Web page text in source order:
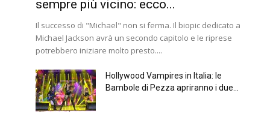
sempre più vicino: ecco...
Il successo di "Michael" non si ferma. Il biopic dedicato a
Michael Jackson avrà un secondo capitolo e le riprese
potrebbero iniziare molto presto....
Hollywood Vampires in Italia: le
Bambole di Pezza apriranno i due...